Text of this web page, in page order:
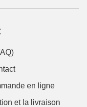
en ligne
et la livraison